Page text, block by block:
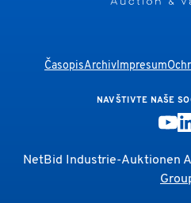
ČasopisArchivImpresum
NAVŠTIVTE NAŠE
NetBid Industrie-Auktionen